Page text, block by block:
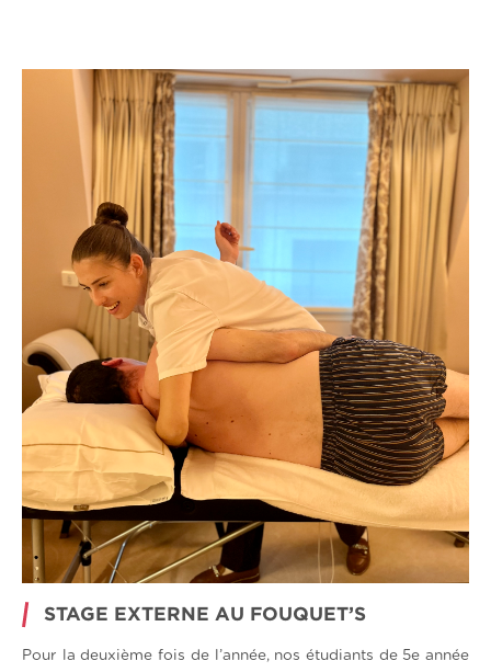
STAGE EXTERNE AU FOUQUET’S
Pour la deuxième fois de l’année, nos étudiants de 5e année